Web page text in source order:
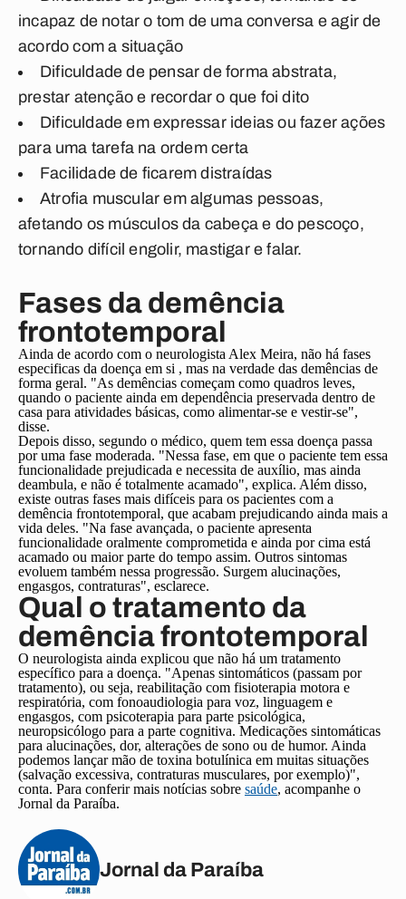
incapaz de notar o tom de uma conversa e agir de
acordo com a situação
Dificuldade de pensar de forma abstrata,
prestar atenção e recordar o que foi dito
Dificuldade em expressar ideias ou fazer ações
para uma tarefa na ordem certa
Facilidade de ficarem distraídas
Atrofia muscular em algumas pessoas,
afetando os músculos da cabeça e do pescoço,
tornando difícil engolir, mastigar e falar.
Fases da demência
frontotemporal
Ainda de acordo com o neurologista Alex Meira, não há fases
especificas da doença em si , mas na verdade das demências de
forma geral. "As demências começam como quadros leves,
quando o paciente ainda em dependência preservada dentro de
casa para atividades básicas, como alimentar-se e vestir-se",
disse.
Depois disso, segundo o médico, quem tem essa doença passa
por uma fase moderada. "Nessa fase, em que o paciente tem essa
funcionalidade prejudicada e necessita de auxílio, mas ainda
deambula, e não é totalmente acamado", explica. Além disso,
existe outras fases mais difíceis para os pacientes com a
demência frontotemporal, que acabam prejudicando ainda mais a
vida deles. "Na fase avançada, o paciente apresenta
funcionalidade oralmente comprometida e ainda por cima está
acamado ou maior parte do tempo assim. Outros sintomas
evoluem também nessa progressão. Surgem alucinações,
engasgos, contraturas", esclarece.
Qual o tratamento da
demência frontotemporal
O neurologista ainda explicou que não há um tratamento
específico para a doença. "Apenas sintomáticos (passam por
tratamento), ou seja, reabilitação com fisioterapia motora e
respiratória, com fonoaudiologia para voz, linguagem e
engasgos, com psicoterapia para parte psicológica,
neuropsicólogo para a parte cognitiva. Medicações sintomáticas
para alucinações, dor, alterações de sono ou de humor. Ainda
podemos lançar mão de toxina botulínica em muitas situações
(salvação excessiva, contraturas musculares, por exemplo)",
conta. Para conferir mais notícias sobre saúde, acompanhe o
Jornal da Paraíba.
Jornal da Paraíba